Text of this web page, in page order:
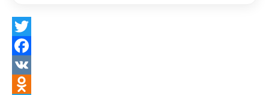
Twitter
Facebook
VK